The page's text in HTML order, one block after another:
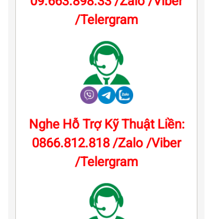
/Telergram
Nghe Hỗ Trợ Kỹ Thuật Liền:
0866.812.818 /Zalo /Viber
/Telergram